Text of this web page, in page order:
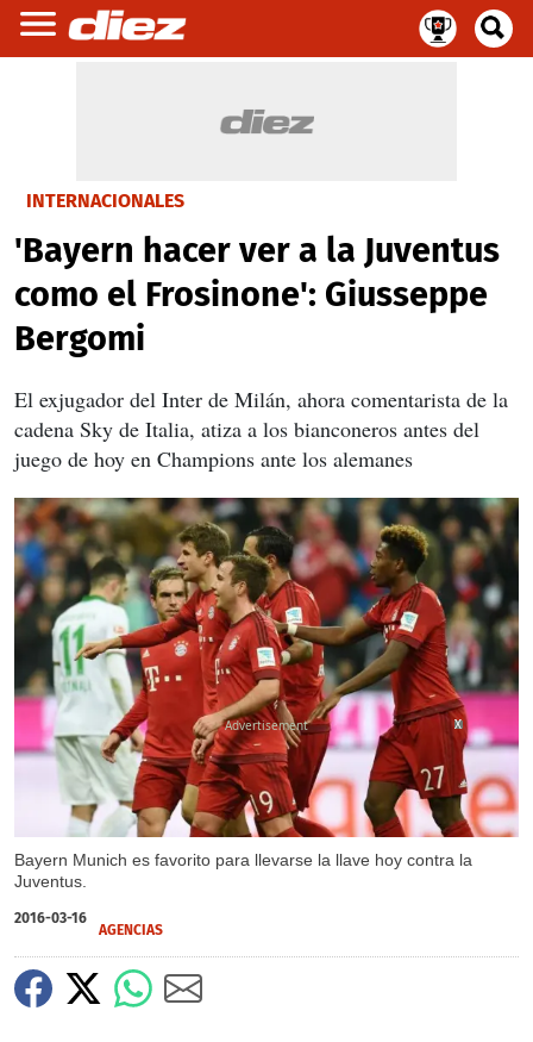
INTERNACIONALES
'Bayern hacer ver a la Juventus
como el Frosinone': Giusseppe
Bergomi
El exjugador del Inter de Milán, ahora comentarista de la
cadena Sky de Italia, atiza a los bianconeros antes del
juego de hoy en Champions ante los alemanes
Bayern Munich es favorito para llevarse la llave hoy contra la
Juventus.
X
X
2016-03-16
AGENCIAS